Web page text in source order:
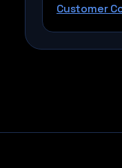
Customer